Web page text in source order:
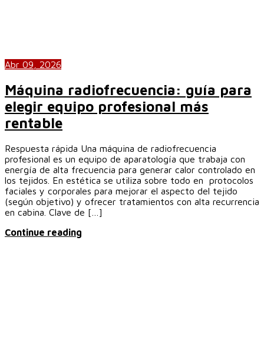
Abr 09, 2026
Máquina radiofrecuencia: guía para
elegir equipo profesional más
rentable
Respuesta rápida Una máquina de radiofrecuencia
profesional es un equipo de aparatología que trabaja con
energía de alta frecuencia para generar calor controlado en
los tejidos. En estética se utiliza sobre todo en protocolos
faciales y corporales para mejorar el aspecto del tejido
(según objetivo) y ofrecer tratamientos con alta recurrencia
en cabina. Clave de […]
Continue reading